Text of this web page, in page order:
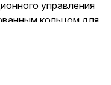
управления
кольцом для